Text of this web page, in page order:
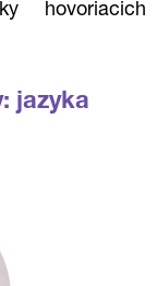
hovoriacich
jazyka